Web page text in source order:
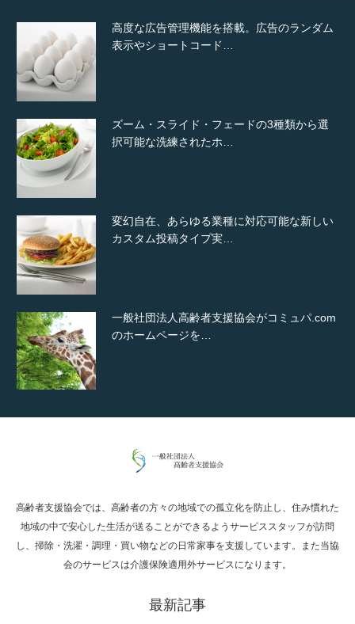
高度な広告管理機能を搭載。広告のランダム
表示やショートコード…
ズーム・スライド・フェードの3種類から選
択可能な洗練されたホ…
変幻自在、あらゆる業種に対応可能な新しい
カスタム投稿タイプ実…
一般社団法人高齢者支援協会がコミュパ.com
のホームページを…
通常投稿
Hello world!
究極的に実用性を重視した「フッターバー」
高齢者支援協会では、高齢者の方々の地域での孤立化を防止し、住み慣れた
地域の中で安心した生活が送ることができるようサービススタッフが訪問
し、掃除・洗濯・調理・買い物などの日常家事を支援しています。また当協
会のサービスは介護保険適用外サービスになります。
最新記事